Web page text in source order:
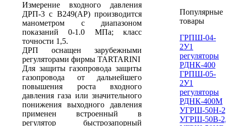
Измерение входного давления
ДРП-3 с B249(АР) производится
манометром с диапазоном
показаний 0-1.0 МПа; класс
точности 1,5.
ДРП оснащен зарубежными
регуляторами фирмы TARTARINI
Для защиты газопровода защиты
газопровода от дальнейшего
повышения роста входного
давления газа или значительного
понижения выходного давления
применен встроенный в
регулятор быстрозапорный
Популярные
товары
ГРПШ-04-
2У1
регуляторы
РДНК-400
ГРПШ-05-
2У1
регуляторы
РДНК-400М
УГРШ-50Н-
УГРШ-50В-